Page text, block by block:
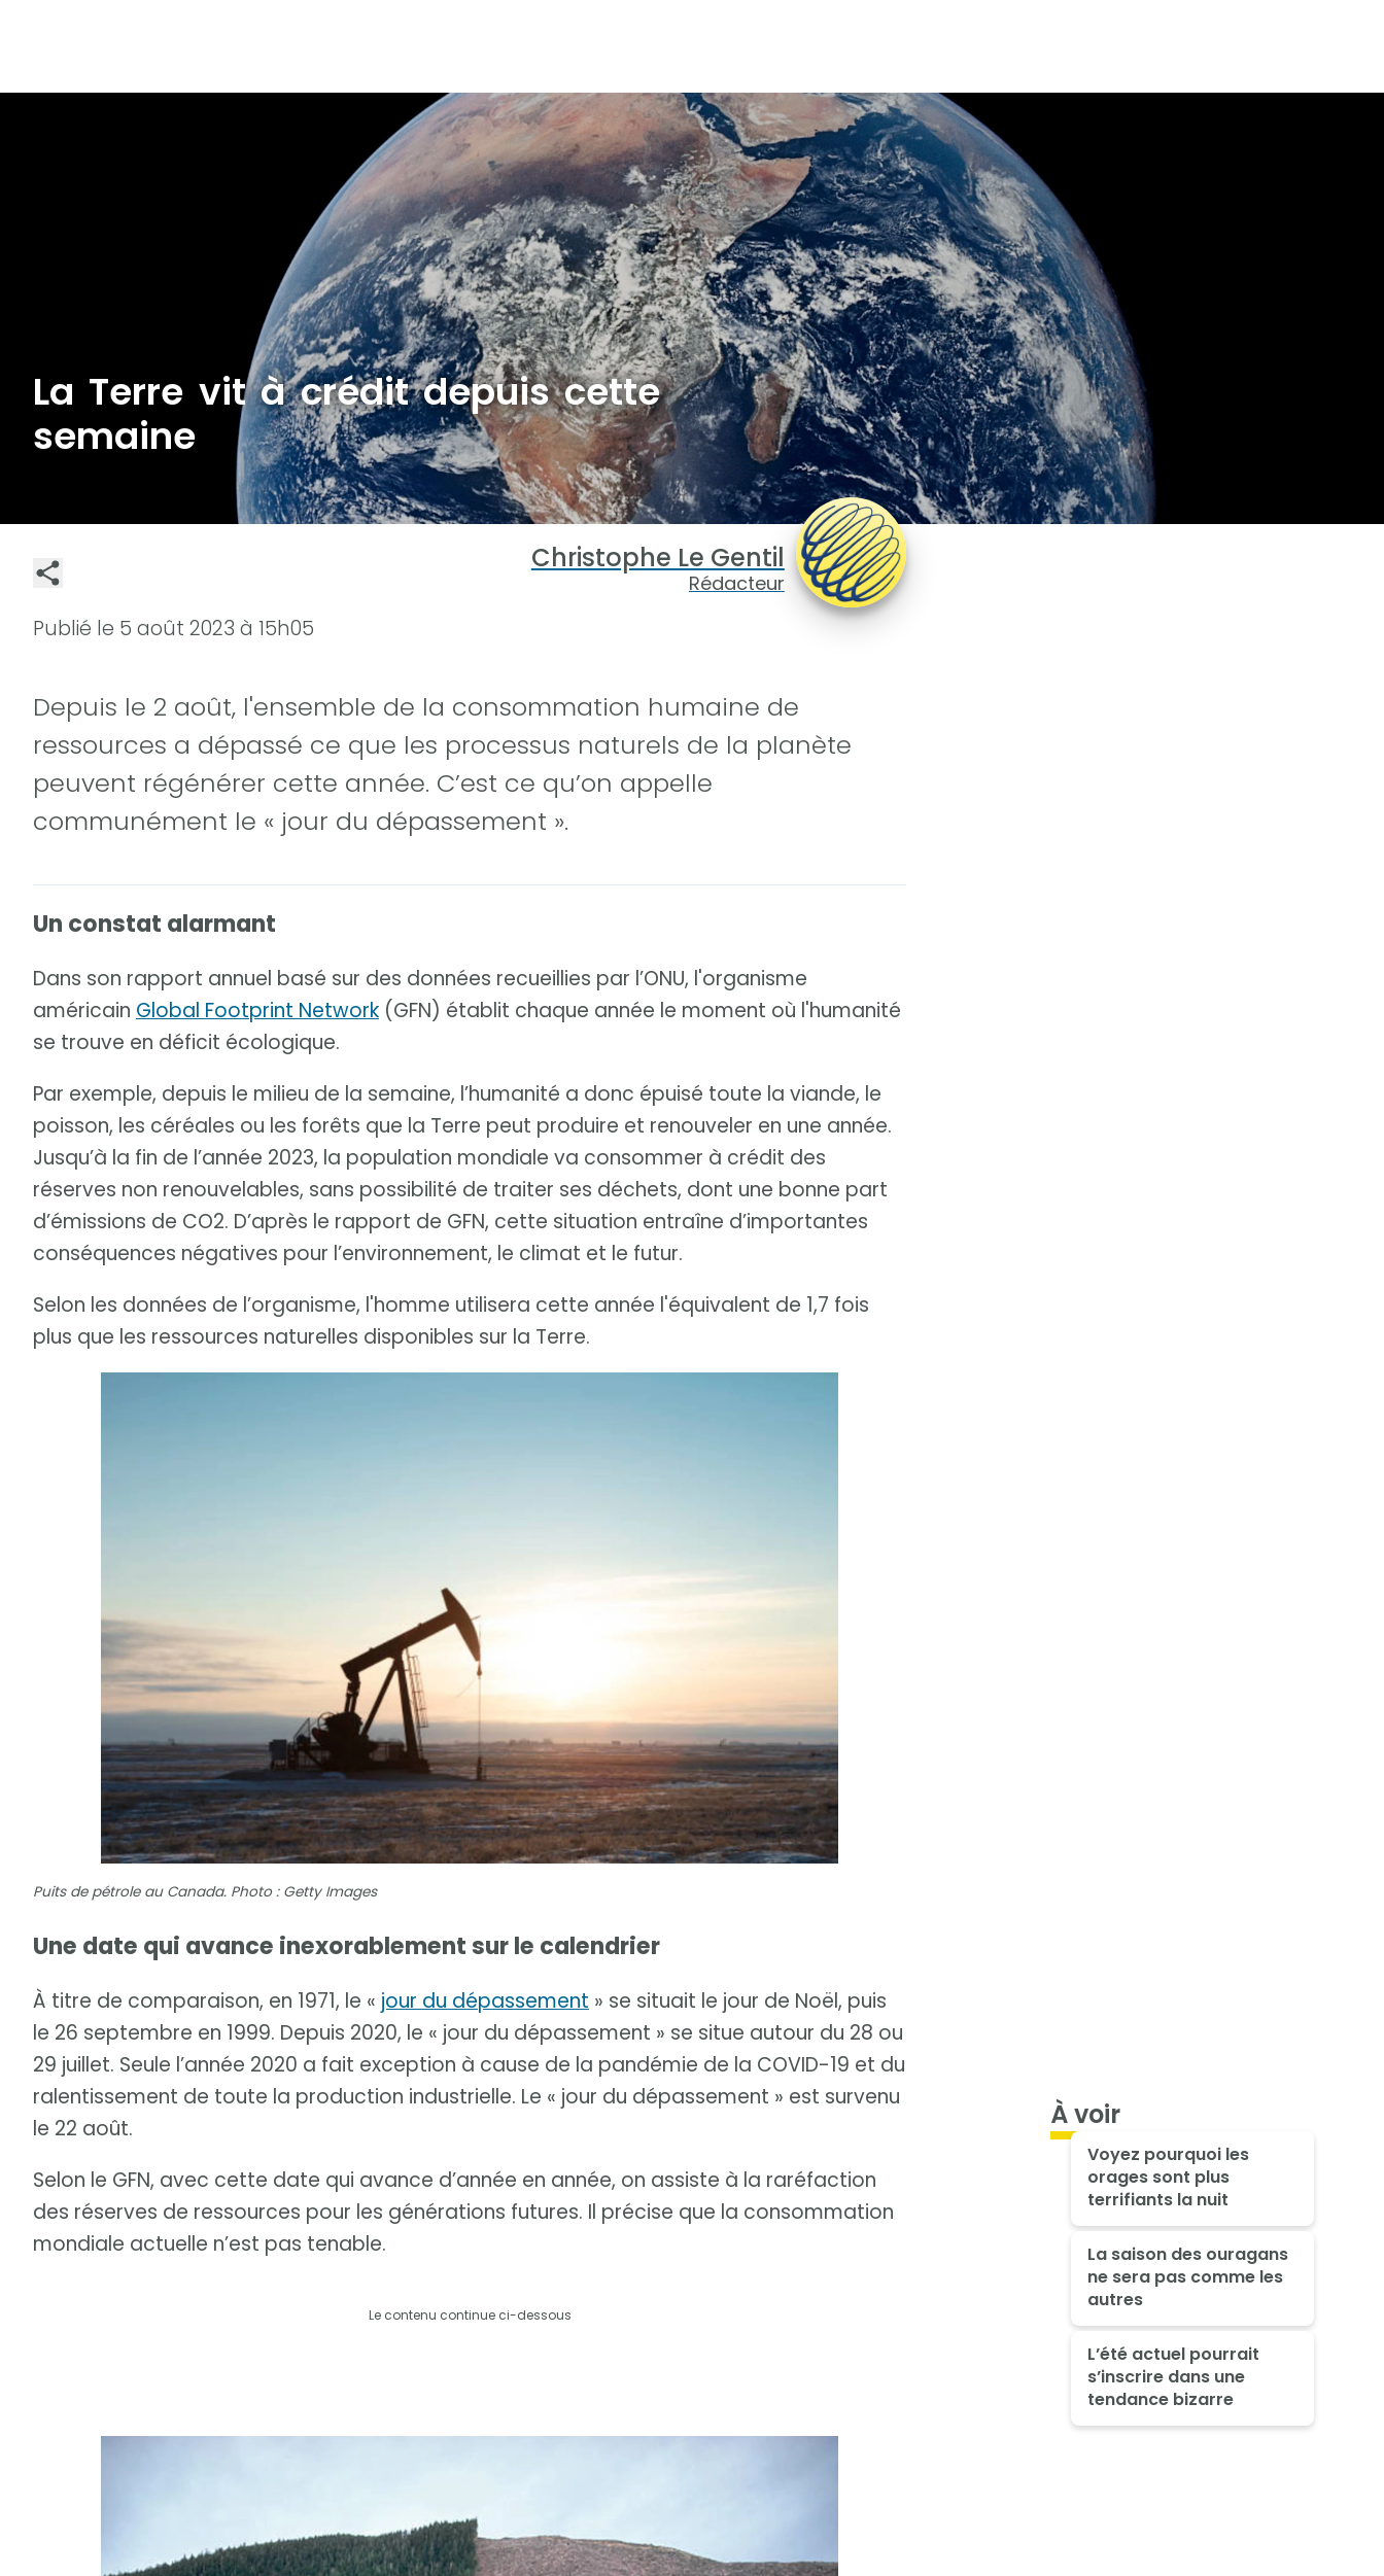
La Terre vit à crédit depuis cette
semaine
Christophe Le Gentil
Rédacteur
Publié le 5 août 2023 à 15h05
Depuis le 2 août, l'ensemble de la consommation humaine de
ressources a dépassé ce que les processus naturels de la planète
peuvent régénérer cette année. C’est ce qu’on appelle
communément le « jour du dépassement ».
Un constat alarmant
Dans son rapport annuel basé sur des données recueillies par l’ONU, l'organisme
américain Global Footprint Network (GFN) établit chaque année le moment où l'humanité
se trouve en déficit écologique.
Par exemple, depuis le milieu de la semaine, l’humanité a donc épuisé toute la viande, le
poisson, les céréales ou les forêts que la Terre peut produire et renouveler en une année.
Jusqu’à la fin de l’année 2023, la population mondiale va consommer à crédit des
réserves non renouvelables, sans possibilité de traiter ses déchets, dont une bonne part
d’émissions de CO2. D’après le rapport de GFN, cette situation entraîne d’importantes
conséquences négatives pour l’environnement, le climat et le futur.
Selon les données de l’organisme, l'homme utilisera cette année l'équivalent de 1,7 fois
plus que les ressources naturelles disponibles sur la Terre.
Puits de pétrole au Canada. Photo : Getty Images
Une date qui avance inexorablement sur le calendrier
À titre de comparaison, en 1971, le « jour du dépassement » se situait le jour de Noël, puis
le 26 septembre en 1999. Depuis 2020, le « jour du dépassement » se situe autour du 28 ou
29 juillet. Seule l’année 2020 a fait exception à cause de la pandémie de la COVID-19 et du
ralentissement de toute la production industrielle. Le « jour du dépassement » est survenu
le 22 août.
Selon le GFN, avec cette date qui avance d’année en année, on assiste à la raréfaction
des réserves de ressources pour les générations futures. Il précise que la consommation
mondiale actuelle n’est pas tenable.
Le contenu continue ci-dessous
À voir
Voyez pourquoi les
orages sont plus
terrifiants la nuit
La saison des ouragans
ne sera pas comme les
autres
L’été actuel pourrait
s’inscrire dans une
tendance bizarre